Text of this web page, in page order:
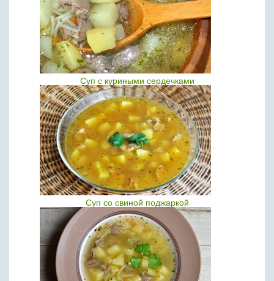
Суп с куриными сердечками
Суп со свиной поджаркой